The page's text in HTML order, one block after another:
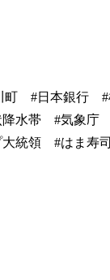
#日本銀行 #
降水帯 #気象
統領 #はま寿司